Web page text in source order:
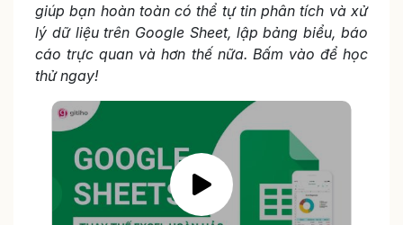
giúp bạn hoàn toàn có thể tự tin phân tích và xử
lý dữ liệu trên Google Sheet, lập bảng biểu, báo
cáo trực quan và hơn thế nữa. Bấm vào để học
thử ngay!